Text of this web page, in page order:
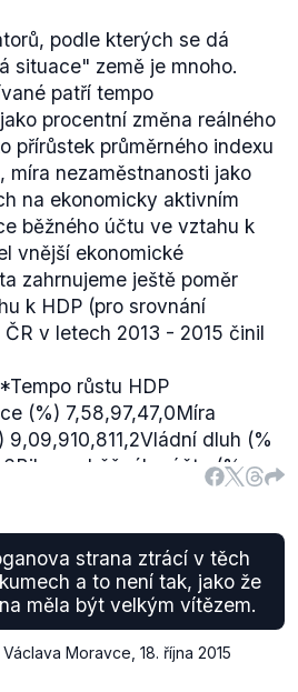
podle kterých se dá
situace" země je mnoho.
patří tempo
procentní změna reálného
přírůstek průměrného indexu
míra nezaměstnanosti jako
na ekonomicky aktivním
běžného účtu ve vztahu k
vnější ekonomické
zahrnujeme ještě poměr
k HDP (pro srovnání
v letech 2013 - 2015 činil
růstu HDP
(%) 7,58,97,47,0Míra
dluh (%
běžného účtu (%
Zdroj dat: MMF, hodnoty
fond stav turecké ekonomiky
výhledových zprávách z
Turecku se v roce 2014 snížil
opatření z roku 2013. V
mírné oživení, (3,1 % oproti
strana ztrácí v těch
a to není tak, jako že
měla být velkým vítězem.
Moravce 18. října 2015